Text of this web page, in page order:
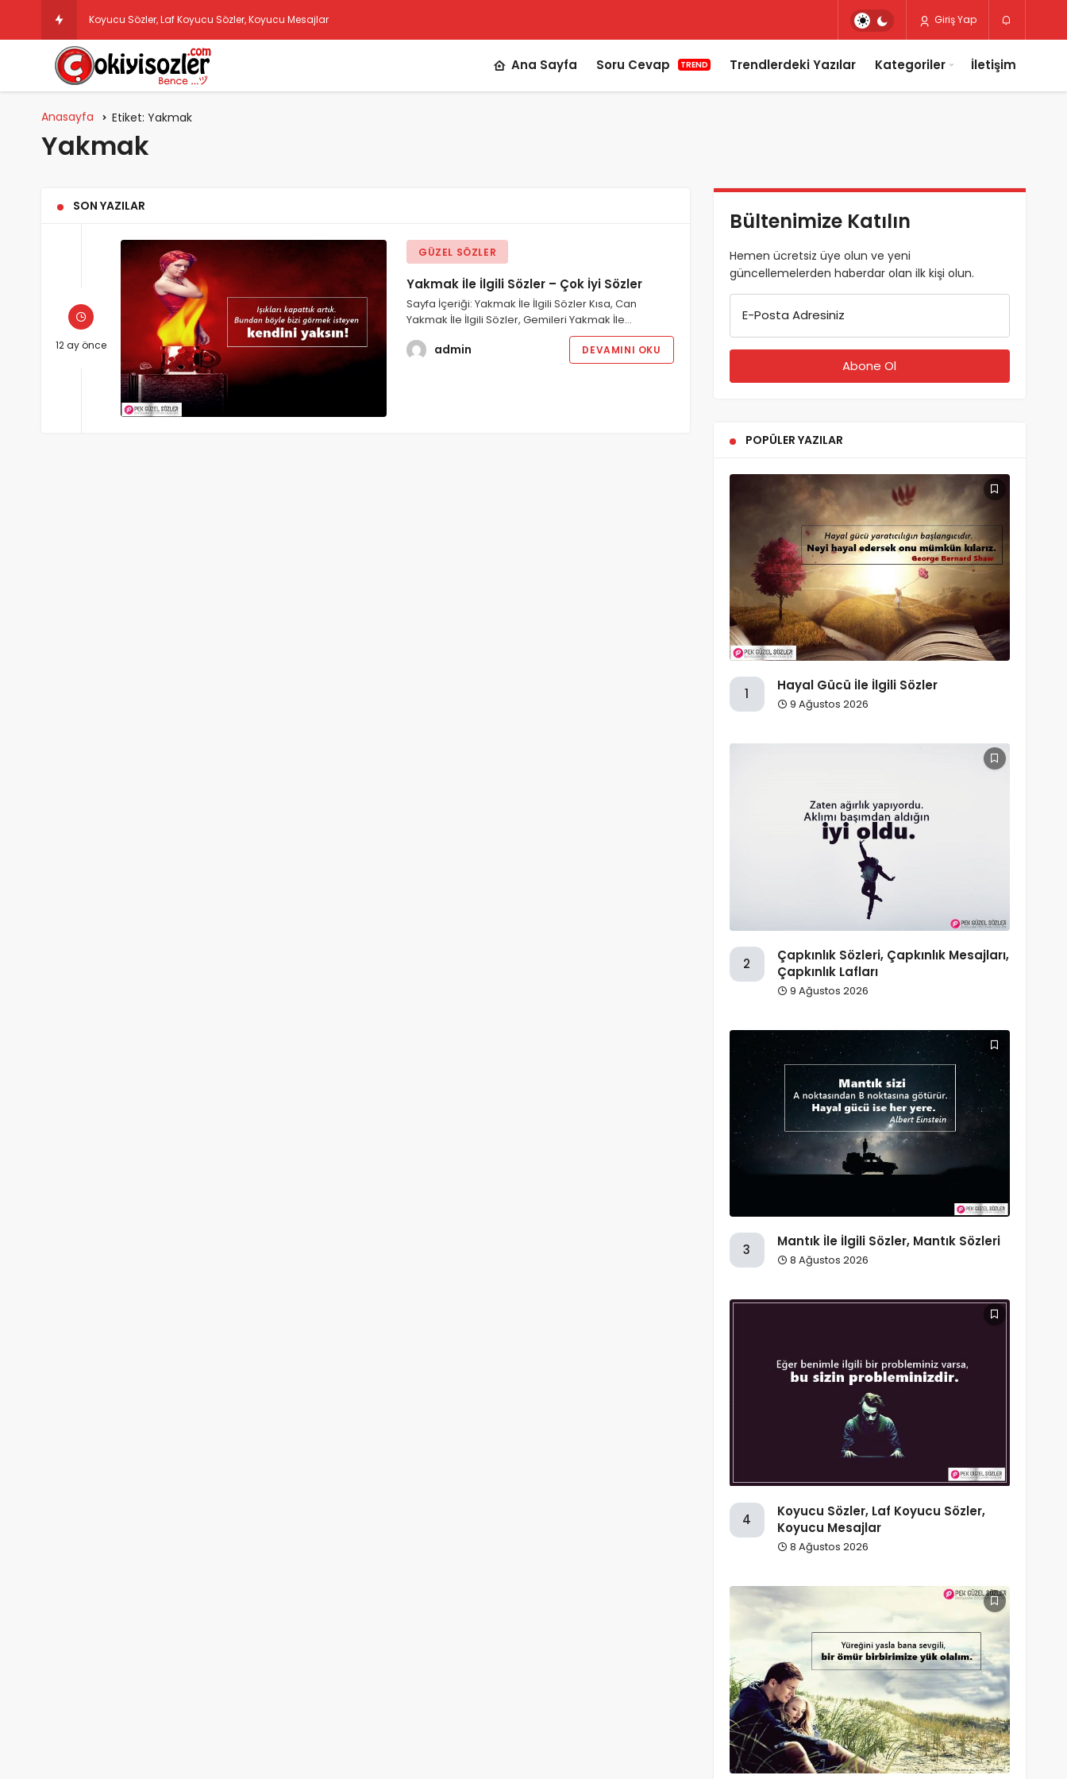
Koyucu Sözler, Laf Koyucu Sözler, Koyucu Mesajlar Giriş Yap
Ana Sayfa Soru Cevap TREND Trendlerdeki Yazılar Kategoriler İletişim
Anasayfa Etiket: Yakmak
Yakmak
SON YAZILAR
12 ay önce
GÜZEL SÖZLER
Yakmak İle İlgili Sözler – Çok İyi Sözler
Sayfa İçeriği: Yakmak İle İlgili Sözler Kısa, Can
Yakmak İle İlgili Sözler, Gemileri Yakmak İle…
admin DEVAMINI OKU
Bültenimize Katılın
Hemen ücretsiz üye olun ve yeni
güncellemelerden haberdar olan ilk kişi olun.
E-Posta Adresiniz
POPÜLER YAZILAR
1
Hayal Gücü İle İlgili Sözler
9 Ağustos 2026
2
Çapkınlık Sözleri, Çapkınlık Mesajları,
Çapkınlık Lafları
9 Ağustos 2026
3
Mantık İle İlgili Sözler, Mantık Sözleri
8 Ağustos 2026
4
Koyucu Sözler, Laf Koyucu Sözler,
Koyucu Mesajlar
8 Ağustos 2026